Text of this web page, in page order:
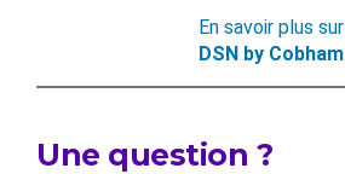
En savoir plus sur
DSN by Cobham
Une question ?